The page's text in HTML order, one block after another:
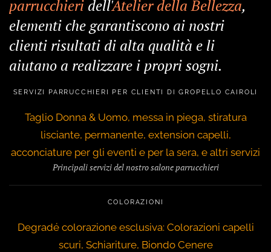
parrucchieri dell'Atelier della Bellezza,
elementi che garantiscono ai nostri
clienti risultati di alta qualità e li
aiutano a realizzare i propri sogni.
SERVIZI PARRUCCHIERI PER CLIENTI DI GROPELLO CAIROLI
Taglio Donna & Uomo, messa in piega, stiratura
lisciante, permanente, extension capelli,
acconciature per gli eventi e per la sera, e altri servizi
Principali servizi del nostro salone parrucchieri
COLORAZIONI
Degradé colorazione esclusiva: Colorazioni capelli
scuri, Schiariture, Biondo Cenere